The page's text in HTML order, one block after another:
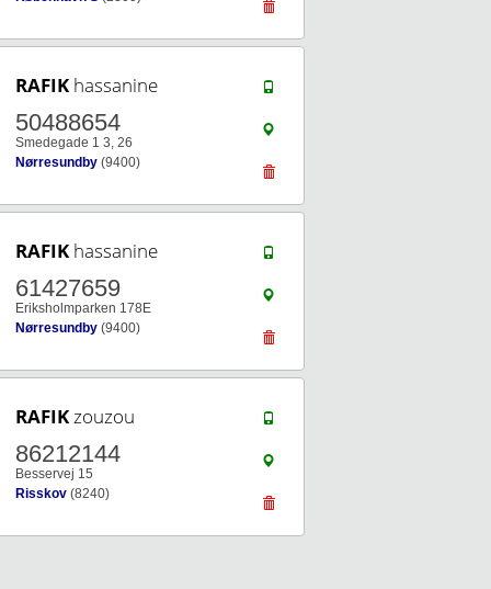
RAFIK hassanine
50488654
Smedegade 1 3, 26
Nørresundby (9400)
RAFIK hassanine
61427659
Eriksholmparken 178E
Nørresundby (9400)
RAFIKzouzou
86212144
Besservej 15
Risskov (8240)